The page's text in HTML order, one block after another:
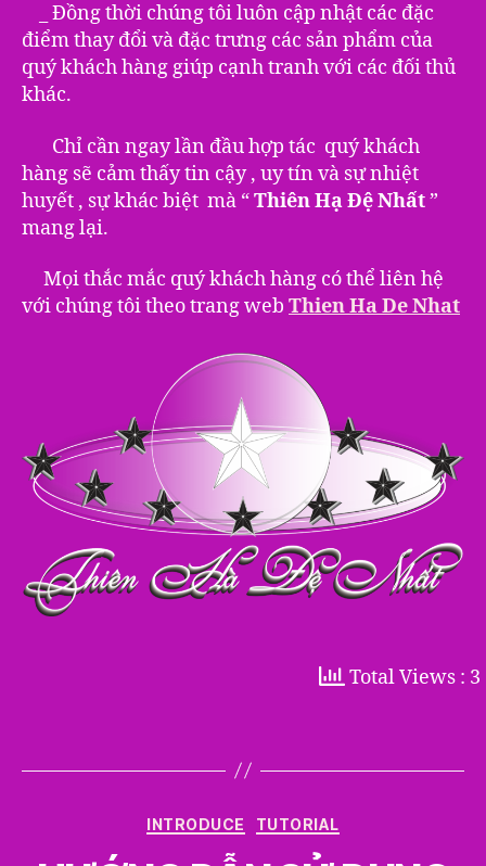
_ Đồng thời chúng tôi luôn cập nhật các đặc
điểm thay đổi và đặc trưng các sản phẩm của
quý khách hàng giúp cạnh tranh với các đối thủ
khác.
Chỉ cần ngay lần đầu hợp tác quý khách
hàng sẽ cảm thấy tin cậy , uy tín và sự nhiệt
huyết , sự khác biệt mà “Thiên Hạ Đệ Nhất”
mang lại.
Mọi thắc mắc quý khách hàng có thể liên hệ
với chúng tôi theo trang web Thien Ha De Nhat
Total Views : 3
Categories
INTRODUCE TUTORIAL